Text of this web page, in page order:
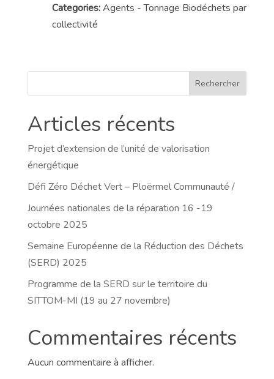
Categories:Agents - Tonnage Biodéchets par
collectivité
Rechercher
Articles récents
Projet d’extension de l’unité de valorisation
énergétique
Défi Zéro Déchet Vert – Ploërmel Communauté /
Journées nationales de la réparation 16 -19
octobre 2025
Semaine Européenne de la Réduction des Déchets
(SERD) 2025
Programme de la SERD sur le territoire du
SITTOM-MI (19 au 27 novembre)
Commentaires récents
Aucun commentaire à afficher.